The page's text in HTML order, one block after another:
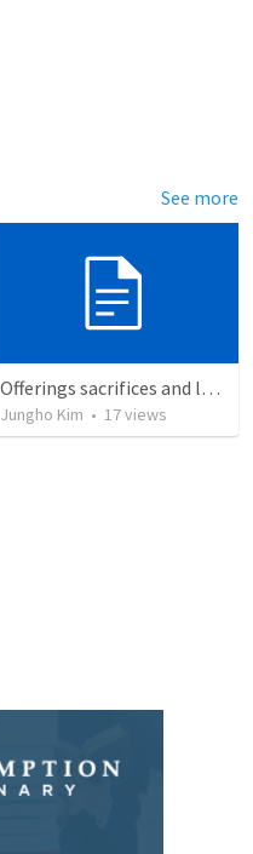
See more
Offerings sacrifices and laying the foundation of the temple
Jungho Kim • 17views